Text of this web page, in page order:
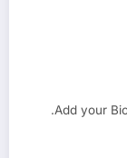
Add your